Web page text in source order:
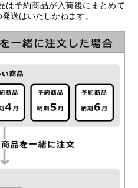
は予約商品が入荷後にまとめて
送はいたしかねます。